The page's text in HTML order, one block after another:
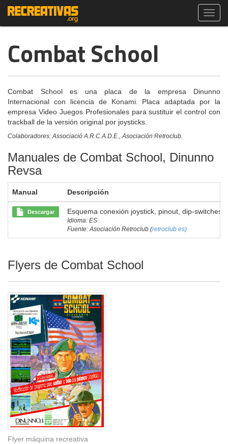
Combat School
Combat School es una placa de la empresa Dinunno
Internacional con licencia de Konami. Placa adaptada por la
empresa Video Juegos Profesionales para sustituir el control con
trackball de la versión original por joysticks.
Colaboradores: Associació A.R.C.A.D.E., Asociación Retroclub.
Manuales de Combat School, Dinunno
Revsa
Manual Descripción
Descargar Esquema conexión joystick, pinout, dip-switches.
Idioma: ES
Fuente: Asociación Retroclub (retroclub.es)
Flyers de Combat School
Flyer máquina recreativa